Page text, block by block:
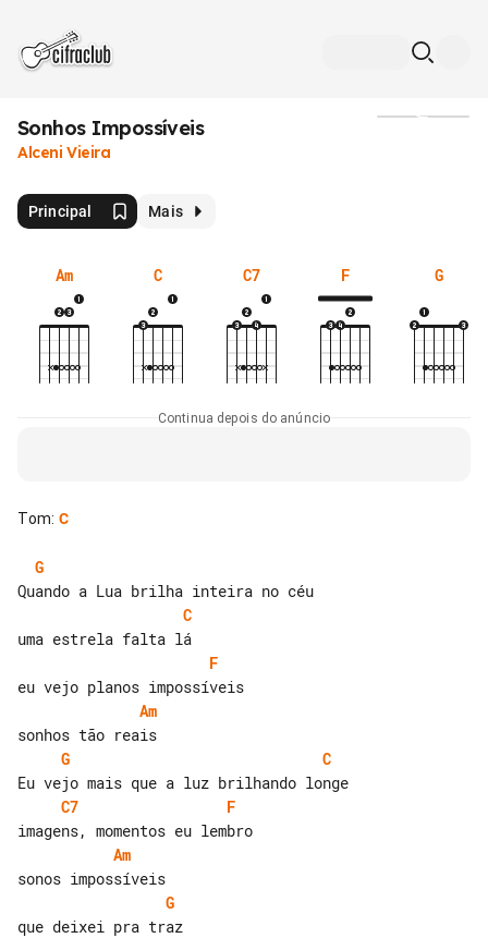
Sonhos Impossíveis
Alceni Vieira
Principal Mais
Am C C7 F G
Continua depois do anúncio
Tom: C
G
C
F
Am
G
C
C7
F
Am
G